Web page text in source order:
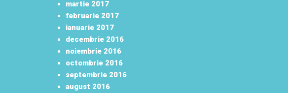
martie 2017
februarie 2017
ianuarie 2017
decembrie 2016
noiembrie 2016
octombrie 2016
septembrie 2016
august 2016